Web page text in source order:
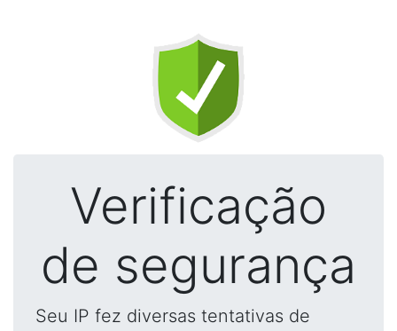
Verificação
de segurança
Seu IP fez diversas tentativas de